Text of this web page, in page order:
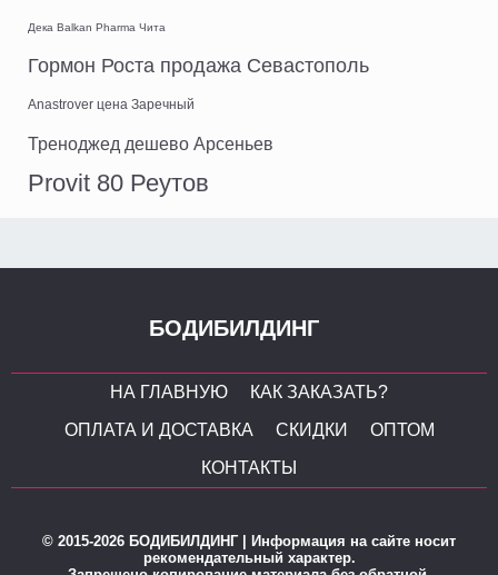
Дека Balkan Pharma Чита
Гормон Роста продажа Севастополь
Anastrover цена Заречный
Треноджед дешево Арсеньев
Provit 80 Реутов
БОДИБИЛДИНГ
НА ГЛАВНУЮ
КАК ЗАКАЗАТЬ?
ОПЛАТА И ДОСТАВКА
СКИДКИ
ОПТОМ
КОНТАКТЫ
© 2015-2026 БОДИБИЛДИНГ | Информация на сайте носит
рекомендательный характер.